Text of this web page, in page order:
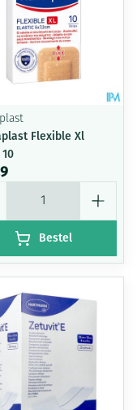
Flexible Xl
Bestel